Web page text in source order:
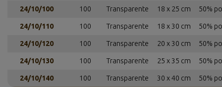
24/10/100 100 Transparente 18 x 25 cm 50%
24/10/110 100 Transparente 18 x 30 cm 50%
24/10/120 100 Transparente 20 x 30 cm 50%
24/10/130 100 Transparente 25 x 35 cm 50%
24/10/140 100 Transparente 30 x 40 cm 50%